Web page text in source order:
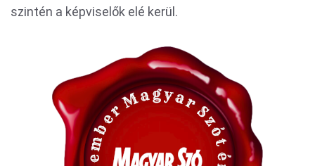
szintén a képviselők elé kerül.